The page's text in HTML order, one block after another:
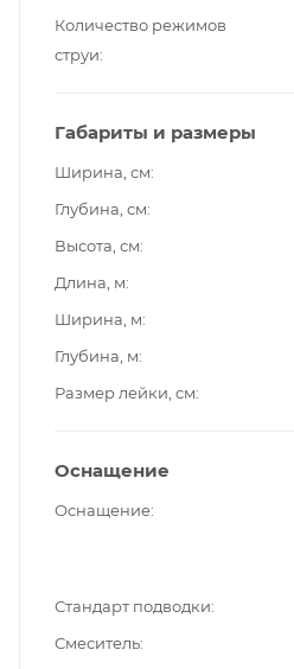
Количество режимов
струи
Габариты и размеры
Ширина, см
Глубина, см
Высота, см
Длина, м
Ширина, м
Глубина, м
Размер лейки, см
Оснащение
Оснащение
Стандарт подводки
Смеситель